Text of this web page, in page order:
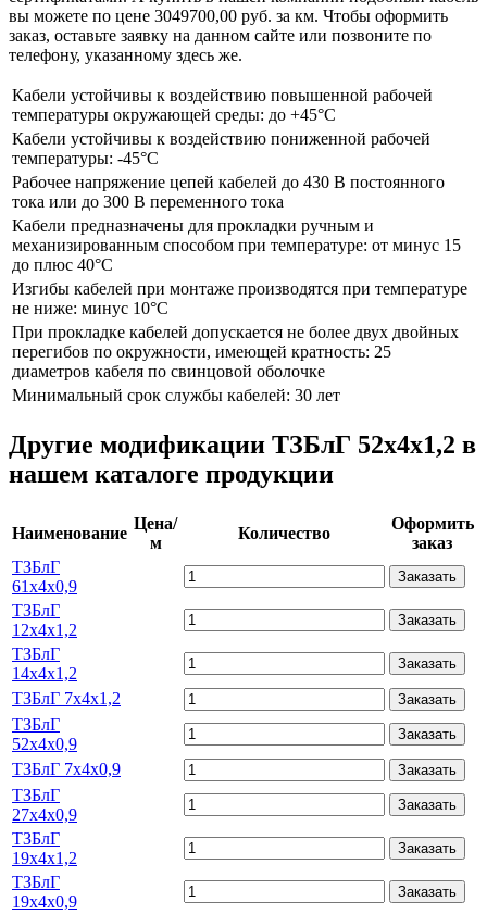
вы можете по цене 3049700,00 руб. за км. Чтобы оформить
заказ, оставьте заявку на данном сайте или позвоните по
телефону, указанному здесь же.
Кабели устойчивы к воздействию повышенной рабочей
температуры окружающей среды: до +45°С
Кабели устойчивы к воздействию пониженной рабочей
температуры: -45°С
Рабочее напряжение цепей кабелей до 430 В постоянного
тока или до 300 В переменного тока
Кабели предназначены для прокладки ручным и
механизированным способом при температуре: от минус 15
до плюс 40°С
Изгибы кабелей при монтаже производятся при температуре
не ниже: минус 10°С
При прокладке кабелей допускается не более двух двойных
перегибов по окружности, имеющей кратность: 25
диаметров кабеля по свинцовой оболочке
Минимальный срок службы кабелей: 30 лет
Другие модификации ТЗБлГ 52х4х1,2 в
нашем каталоге продукции
Наименование
Цена/
м
Количество
Оформить
заказ
ТЗБлГ
61х4х0,9
Заказать
ТЗБлГ
12х4х1,2
Заказать
ТЗБлГ
14х4х1,2
Заказать
ТЗБлГ 7х4х1,2 Заказать
ТЗБлГ
52х4х0,9
Заказать
ТЗБлГ 7х4х0,9 Заказать
ТЗБлГ
27х4х0,9
Заказать
ТЗБлГ
19х4х1,2
Заказать
ТЗБлГ
19х4х0,9
Заказать